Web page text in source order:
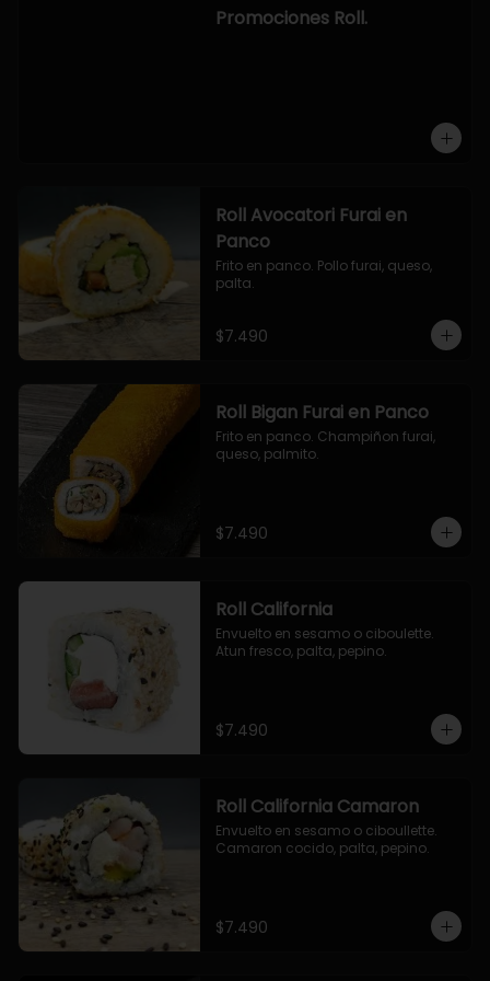
OPCION2:
- salmon, queso, palta, envuelto en
Promociones Roll.
Roll Avocatori Furai en
Panco
Frito en panco. Pollo furai, queso,
palta.
$7.490
Roll Bigan Furai en Panco
Frito en panco. Champiñon furai,
queso, palmito.
$7.490
Roll California
Envuelto en sesamo o ciboulette.
Atun fresco, palta, pepino.
$7.490
Roll California Camaron
Envuelto en sesamo o ciboullette.
Camaron cocido, palta, pepino.
$7.490